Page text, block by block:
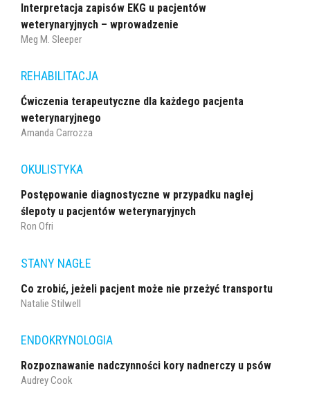
Interpretacja zapisów EKG u pacjentów
weterynaryjnych – wprowadzenie
Meg M. Sleeper
REHABILITACJA
Ćwiczenia terapeutyczne dla każdego pacjenta
weterynaryjnego
Amanda Carrozza
OKULISTYKA
Postępowanie diagnostyczne w przypadku nagłej
ślepoty u pacjentów weterynaryjnych
Ron Ofri
STANY NAGŁE
Co zrobić, jeżeli pacjent może nie przeżyć transportu
Natalie Stilwell
ENDOKRYNOLOGIA
Rozpoznawanie nadczynności kory nadnerczy u psów
Audrey Cook